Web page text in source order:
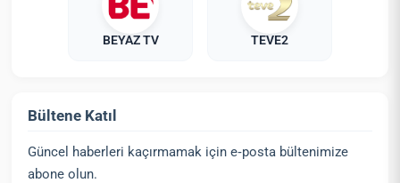
BEYAZ TV TEVE2
Bültene Katıl
Güncel haberleri kaçırmamak için e‑posta bültenimize
abone olun.